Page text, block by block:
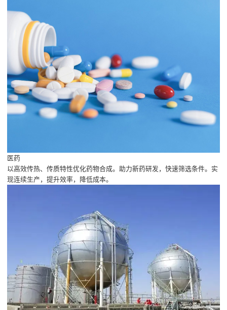
医药
以高效传热、传质特性优化药物合成。助力新药研发，快速筛选条件。实
现连续生产，提升效率，降低成本。